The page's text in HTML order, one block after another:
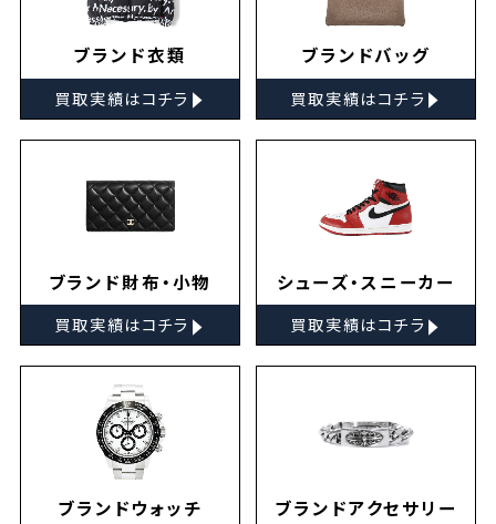
ブランド衣類
買取実績はコチラ ▸
ブランドバッグ
買取実績はコチラ ▸
ブランド財布・小物
買取実績はコチラ ▸
シューズ・スニーカー
買取実績はコチラ ▸
ブランドウォッチ ブランドアクセサリー